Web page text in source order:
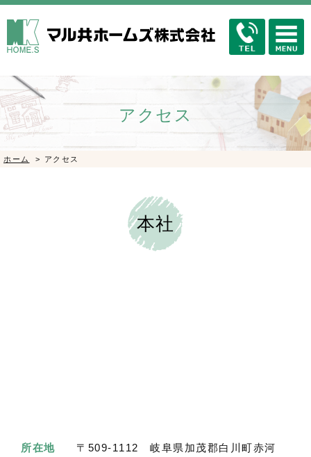
アクセス
ホーム > アクセス
本社
所在地
〒509-1112 岐阜県加茂郡白川町赤河